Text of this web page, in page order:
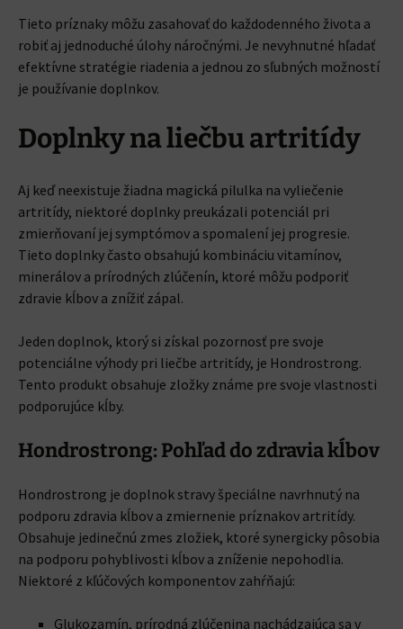
Tieto príznaky môžu zasahovať do každodenného života a
robiť aj jednoduché úlohy náročnými. Je nevyhnutné hľadať
efektívne stratégie riadenia a jednou zo sľubných možností
je používanie doplnkov.
Doplnky na liečbu artritídy
Aj keď neexistuje žiadna magická pilulka na vyliečenie
artritídy, niektoré doplnky preukázali potenciál pri
zmierňovaní jej symptómov a spomalení jej progresie.
Tieto doplnky často obsahujú kombináciu vitamínov,
minerálov a prírodných zlúčenín, ktoré môžu podporiť
zdravie kĺbov a znížiť zápal.
Jeden doplnok, ktorý si získal pozornosť pre svoje
potenciálne výhody pri liečbe artritídy, je Hondrostrong.
Tento produkt obsahuje zložky známe pre svoje vlastnosti
podporujúce kĺby.
Hondrostrong: Pohľad do zdravia kĺbov
Hondrostrong je doplnok stravy špeciálne navrhnutý na
podporu zdravia kĺbov a zmiernenie príznakov artritídy.
Obsahuje jedinečnú zmes zložiek, ktoré synergicky pôsobia
na podporu pohyblivosti kĺbov a zníženie nepohodlia.
Niektoré z kľúčových komponentov zahŕňajú:
Glukozamín, prírodná zlúčenina nachádzajúca sa v